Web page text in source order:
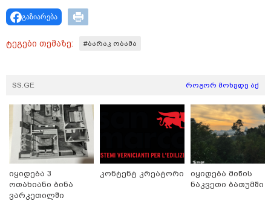
გვარიც არ იცოდა და სიკვდილი რა მოტივით
ენდომებოდა უცნობი ადამიანის?!" - რას წერს გიგა
ავალიანის საქმეზე დაკავებული ანასტასია
ბერუაშვილის დედა
გაზიარება
ტეგები თემაზე: #ბარაკ ობამა
SS.GE როგორ მოხვდე აქ
იყიდება 3
ოთახიანი ბინა
ვარკეთილში
კონტენტ კრეატორი
იყიდება მიწის
ნაკვეთი ბათუმში